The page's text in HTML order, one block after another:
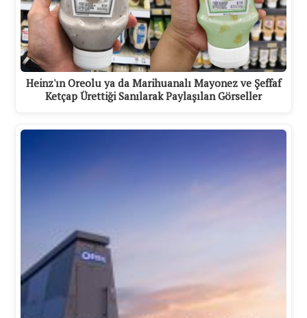
Heinz'ın Oreolu ya da Marihuanalı Mayonez ve Şeffaf
Ketçap Ürettiği Sanılarak Paylaşılan Görseller